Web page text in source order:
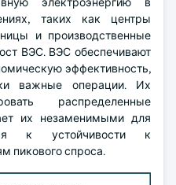
таких как центры
и производственные
ВЭС. ВЭС обеспечивают
эффективность,
важные операции. Их
распределенные
их незаменимыми для
к устойчивости к
пикового спроса.